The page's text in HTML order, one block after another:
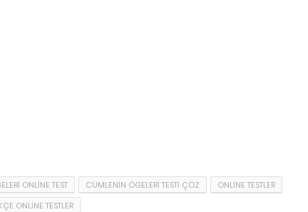
ONLİNE TEST CÜMLENİN ÖGELERİ TESTİ ÇÖZ
ONLİNE TESTLER
ONLİNE TESTLER